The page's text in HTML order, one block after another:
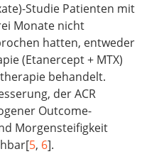
Studie Patienten mit
Monate nicht
hatten, entweder
(Etanercept + MTX)
behandelt.
der ACR
Outcome-
Morgensteifigkeit
5, 6].